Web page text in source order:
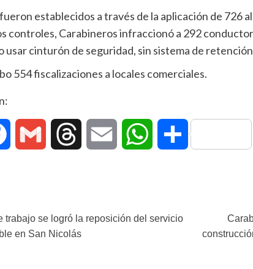
establecidos a través de la aplicación de 726
controles, Carabineros infraccionó a 292
usar cinturón de seguridad, sin sistema de
554 fiscalizaciones a locales comerciales.
Facebook Gmail Threads Email WhatsAppCompartir
trabajo se logró la reposición del servicio
en San Nicolás